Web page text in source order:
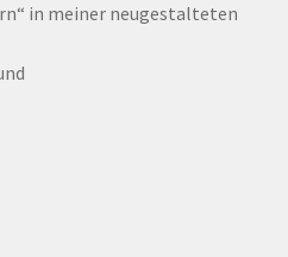
in meiner neugestalteten